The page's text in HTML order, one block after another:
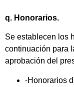
q. Honorarios.
Se establecen los
continuación para
aprobación del
-Honorarios